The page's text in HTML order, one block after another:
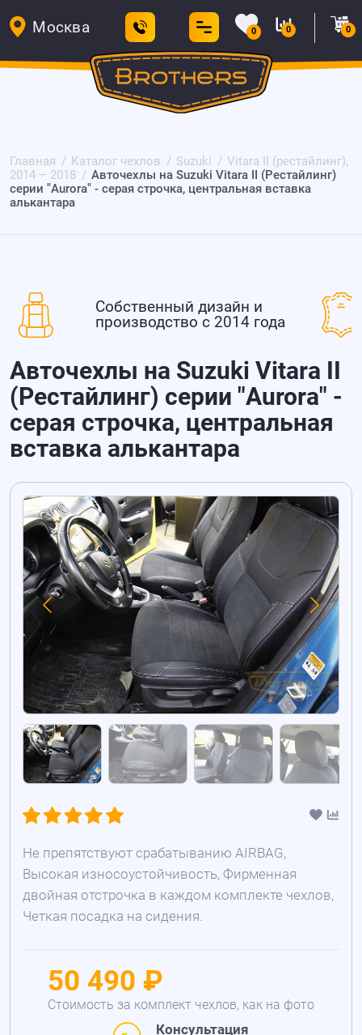
Москва 0 0 0
Главная Каталог чехлов Suzuki
Vitara II (рестайлинг),
2014 – 2018
Авточехлы на Suzuki Vitara II (Рестайлинг)
серии "Aurora" - серая строчка, центральная вставка
алькантара
Собственный дизайн и
производство с 2014 года
Авточехлы на Suzuki Vitara II
(Рестайлинг) серии "Aurora" -
серая строчка, центральная
вставка алькантара
Не препятствуют срабатыванию AIRBAG,
Высокая износоустойчивость, Фирменная
двойная отстрочка в каждом комплекте чехлов,
Четкая посадка на сидения.
50 490 ₽
Стоимость за комплект чехлов, как на фото
Консультация